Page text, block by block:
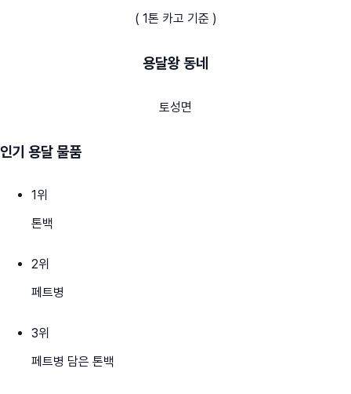
( 1톤 카고 기준 )
용달왕 동네
토성면
인기 용달 물품
1위
톤백
2위
페트병
3위
페트병 담은 톤백